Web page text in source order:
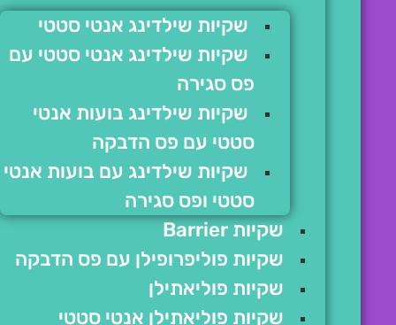
שקיות שילדינג אנטי סטטי
שקיות שילדינג אנטי סטטי עם
פס סגירה
שקיות שילדינג בועות אנטי
סטטי עם פס הדבקה
שקיות שילדינג עם בועות אנטי
סטטי ופס סגירה
שקיות Barrier
שקיות פוליפרופילן עם פס הדבקה
שקיות פוליאתילן
שקיות פוליאתילן אנטי סטטי